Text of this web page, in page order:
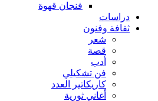
فنجان قهوة
دراسات
ثقافة وفنون
شعر
قصة
أدب
فن تشكيلي
كاريكاتير العدد
أغاني ثورية